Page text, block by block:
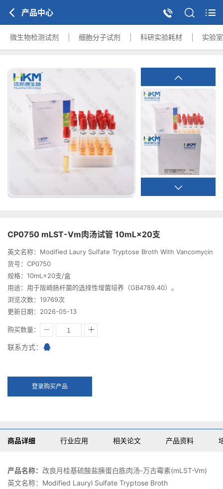
产品中心
微生物检测试剂 细胞分子试剂 科研实验耗材 实验
CP0750 mLST-Vm肉汤试管 10mL×20支
英文名称：Modified Laury Sulfate Tryptose Broth With Vancomycin
货号：CP0750
规格：10mL×20支/盒
用途：用于阪崎肠杆菌的选择性增菌培养（GB4789.40）。
浏览次数：19769次
更新日期：2026-05-13
购买数量：
联系方式：
登录购买产品
商品详细 行业应用 相关论文 产品资料
产品名称： 改良月桂基硫酸盐胰蛋白胨肉汤-万古霉素(mLST-Vm)
英文名称：Modified Lauryl Sulfate Tryptose Broth